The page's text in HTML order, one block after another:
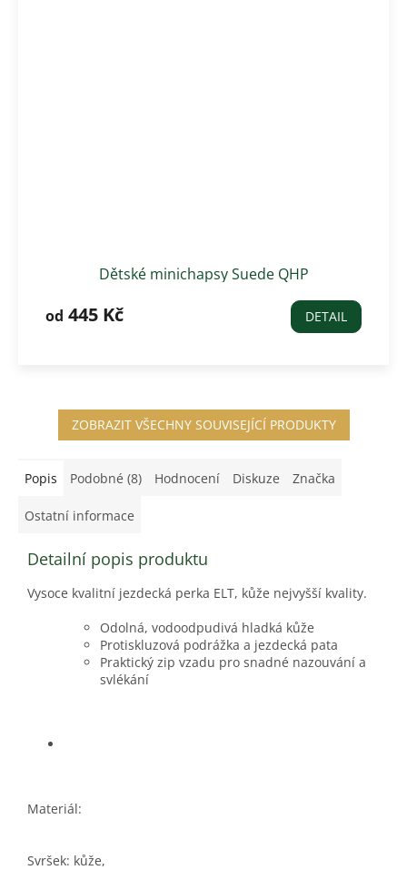
Dětské minichapsy Suede QHP
od 445 Kč DETAIL
ZOBRAZIT VŠECHNY SOUVISEJÍCÍ PRODUKTY
Popis Podobné (8) Hodnocení Diskuze Značka
Ostatní informace
Detailní popis produktu
Vysoce kvalitní jezdecká perka ELT, kůže nejvyšší kvality.
Odolná, vodoodpudivá hladká kůže
Protiskluzová podrážka a jezdecká pata
Praktický zip vzadu pro snadné nazouvání a
svlékání
Materiál:
Svršek: kůže,